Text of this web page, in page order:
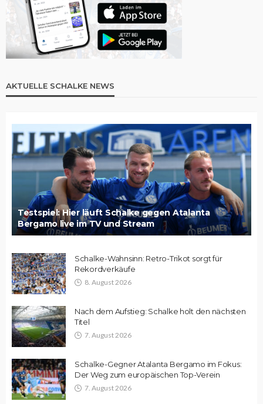
AKTUELLE SCHALKE NEWS
Testspiel: Hier läuft Schalke gegen Atalanta
Bergamo live im TV und Stream
Schalke-Wahnsinn: Retro-Trikot sorgt für
Rekordverkäufe
8. August 2026
Nach dem Aufstieg: Schalke holt den nächsten
Titel
7. August 2026
Schalke-Gegner Atalanta Bergamo im Fokus:
Der Weg zum europäischen Top-Verein
7. August 2026